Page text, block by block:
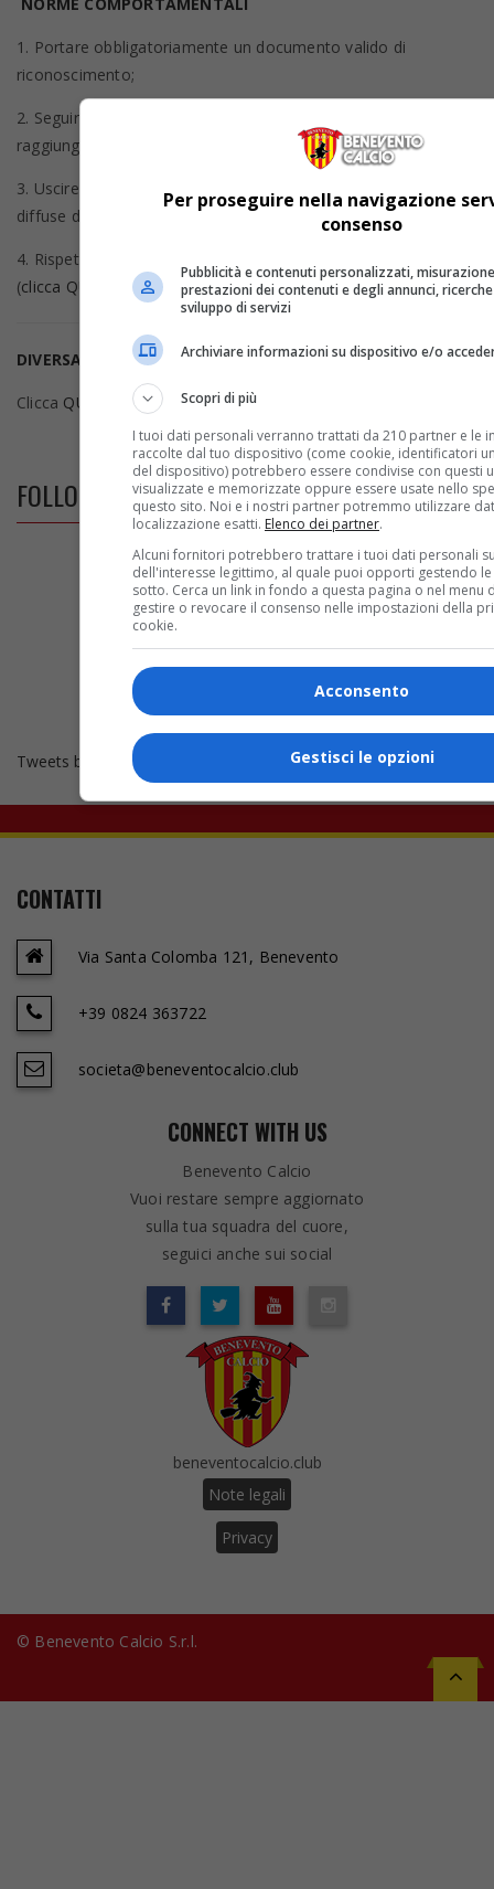
1. Portare obbligatoriamente un documento valido di
riconoscimento;
2. Seguire la segnaletica e le indicazioni degli stewards per
raggiungere il proprio posto a sedere;
3. Uscire dall’impianto esclusivamente dopo le indicazioni
diffuse dallo speaker e fornite dagli stewards;
4. Rispettare il Regolamento d'Uso dello Stadio Ciro Vigorito.
(clicca QUI
DIVERSAMENTE ABILI
Clicca QUI per tutte le info necessarie
FOLLOW US ON FACEBOOK
Tweets by bncalcio
CONTATTI
Via Santa Colomba 121, Benevento
+39 0824 363722
societa@beneventocalcio.club
CONNECT WITH US
Benevento Calcio
Vuoi restare sempre aggiornato
sulla tua squadra del cuore,
seguici anche sui social
beneventocalcio.club
Note legali
Privacy
© Benevento Calcio S.r.l.
Per proseguire nella navigazione
consenso
Pubblicità e contenuti personalizzati,
prestazioni dei contenuti e degli annunci,
sviluppo di servizi
Archiviare informazioni su dispositivo e/o
Scopri di più
I tuoi dati personali verranno trattati da 210 partner e le
raccolte dal tuo dispositivo (come cookie, identificatori
del dispositivo) potrebbero essere condivise con questi
visualizzate e memorizzate oppure essere usate nello
questo sito. Noi e i nostri partner potremmo utilizzare
localizzazione esatti. Elenco dei partner.
Alcuni fornitori potrebbero trattare i tuoi dati personali
dell'interesse legittimo, al quale puoi opporti gestendo
sotto. Cerca un link in fondo a questa pagina o nel menu
gestire o revocare il consenso nelle impostazioni della
cookie.
Acconsento
Gestisci le opzioni